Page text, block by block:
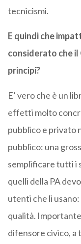
tecnicismi.
E quindi che
considerato che
principi?
E’ vero che è un
effetti molto
pubblico e privato
pubblico: una
semplificare tutti i
quelli della PA
utenti che li
qualità.
difensore civico,